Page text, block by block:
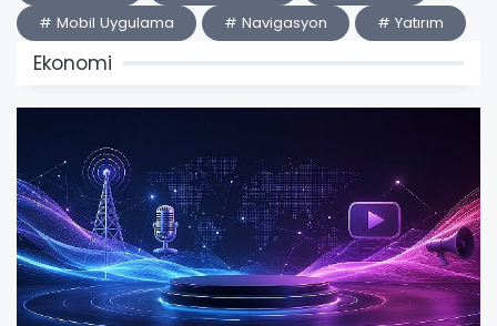
# Mobil Uygulama
# Navigasyon # Yatırım
Ekonomi